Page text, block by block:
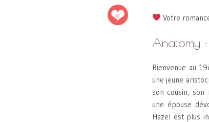
0 Votre
Anatomy
Bienvenue au
une jeune
son cousin,
une épouse
Hazel est plus